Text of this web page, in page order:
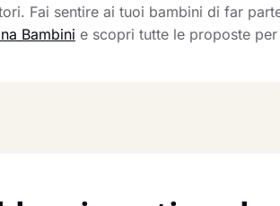
Fai sentire ai tuoi bambini di far
Bambini e scopri tutte le proposte